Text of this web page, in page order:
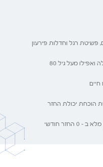
רגל וחדלות פירעון
הוכחת יכולת החזר
חודשי